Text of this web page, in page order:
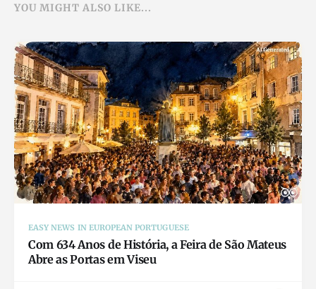
YOU MIGHT ALSO LIKE...
EASY NEWS IN EUROPEAN PORTUGUESE
Com 634 Anos de História, a Feira de São Mateus
Abre as Portas em Viseu